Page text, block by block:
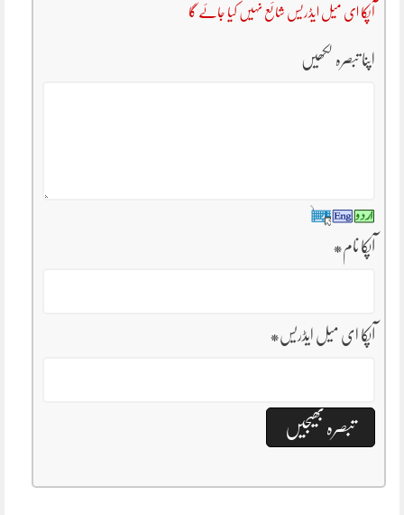
آپکا ای میل ایڈریس شائع نہیں کیا جائے گا
اپنا تبصرہ لکھیں
آپکا نام*
آپکا ای میل ایڈریس*